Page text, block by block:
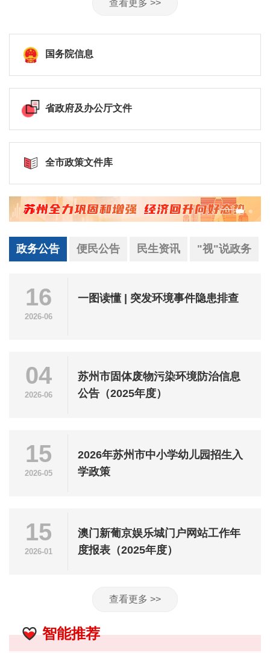
查看更多 >>
国务院信息
省政府及办公厅文件
全市政策文件库
政务公告 便民公告 民生资讯 "视"说政务
16
2026-06
一图读懂 | 突发环境事件隐患排查
04
2026-06
苏州市固体废物污染环境防治信息
公告（2025年度）
15
2026-05
2026年苏州市中小学幼儿园招生入
学政策
15
2026-01
澳门新葡京娱乐城门户网站工作年
度报表（2025年度）
查看更多 >>
智能推荐